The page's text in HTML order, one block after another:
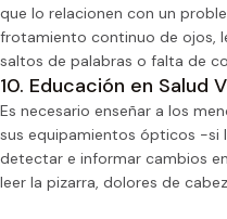
que lo relacionen con un
frotamiento continuo de ojos,
saltos de palabras o falta de
10. Educación en Salud
Es necesario enseñar a los
sus equipamientos ópticos -si
detectar e informar cambios
leer la pizarra, dolores de